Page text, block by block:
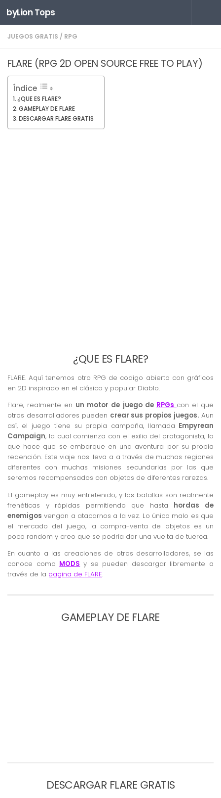
Saltar al contenido
byLion Tops
JUEGOS GRATIS / RPG
FLARE (RPG 2D OPEN SOURCE FREE TO PLAY)
Índice
¿QUE ES FLARE?
GAMEPLAY DE FLARE
DESCARGAR FLARE GRATIS
¿QUE ES FLARE?
FLARE. Aquí tenemos otro RPG de codigo abierto con gráficos
en 2D inspirado en el clásico y popular Diablo.
Flare, realmente en un motor de juego de RPGs con el que
otros desarrolladores pueden crear sus propios juegos. Aun
así, el juego tiene su propia campaña, llamada Empyrean
Campaign, la cual comienza con el exilio del protagonista, lo
que hace que se embarque en una aventura por su propia
redención. Este viaje nos lleva a a través de muchas regiones
diferentes con muchas misiones secundarias por las que
seremos recompensados con objetos de diferentes rarezas.
El gameplay es muy entretenido, y las batallas son realmente
frenéticas y rápidas permitiendo que hasta hordas de
enemigos vengan a atacarnos a la vez. Lo único malo es que
el mercado del juego, la compra-venta de objetos es un
poco random y creo que se podría dar una vuelta de tuerca.
En cuanto a las creaciones de otros desarrolladores, se las
conoce como MODS y se pueden descargar libremente a
través de la pagina de FLARE.
GAMEPLAY DE FLARE
DESCARGAR FLARE GRATIS